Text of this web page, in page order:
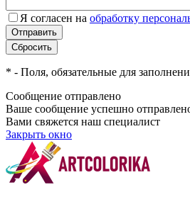
Я согласен на обработку
* - Поля, обязательные для
Сообщение отправлено
Ваше сообщение успешно
Вами свяжется наш специалист
Закрыть окно